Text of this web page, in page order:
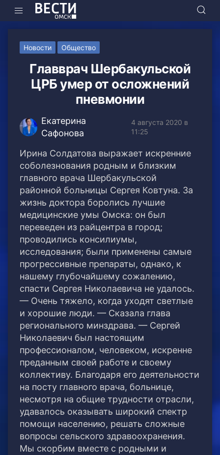
Новости Общество
Главврач Шербакульской
ЦРБ умер от осложнений
пневмонии
Екатерина
Сафонова
4 августа 2020 в
11:25
Ирина Солдатова выражает искренние
соболезнования родным и близким
главного врача Шербакульской
районной больницы Сергея Ковтуна. За
жизнь доктора боролись лучшие
медицинские умы Омска: он был
переведен из райцентра в город;
проводились консилиумы,
исследования; были применены самые
прогрессивные препараты, однако, к
нашему глубочайшему сожалению,
спасти Сергея Николаевича не удалось.
— Очень тяжело, когда уходят светлые
и хорошие люди. — Сказала глава
регионального минздрава. — Сергей
Николаевич был настоящим
профессионалом, человеком, искренне
преданным своей работе и своему
коллективу. Благодаря его деятельности
на посту главного врача, больнице,
несмотря на общие трудности отрасли,
удавалось оказывать широкий спектр
помощи населению, решать сложные
вопросы сельского здравоохранения.
Мы скорбим вместе с родными и